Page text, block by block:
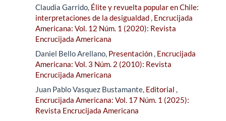
Claudia Garrido, Élite y revuelta popular en Chile:
interpretaciones de la desigualdad, Encrucijada
Americana: Vol. 12 Núm. 1 (2020): Revista
Encrucijada Americana
Daniel Bello Arellano, Presentación, Encrucijada
Americana: Vol. 3 Núm. 2 (2010): Revista
Encrucijada Americana
Juan Pablo Vasquez Bustamante, Editorial ,
Encrucijada Americana: Vol. 17 Núm. 1 (2025):
Revista Encrucijada Americana